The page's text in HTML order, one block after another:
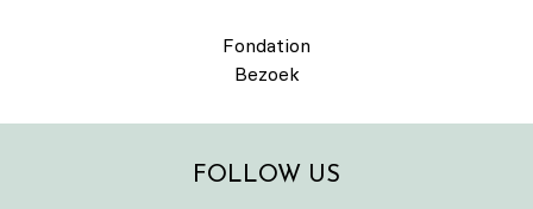
Fondation
Bezoek
FOLLOW US